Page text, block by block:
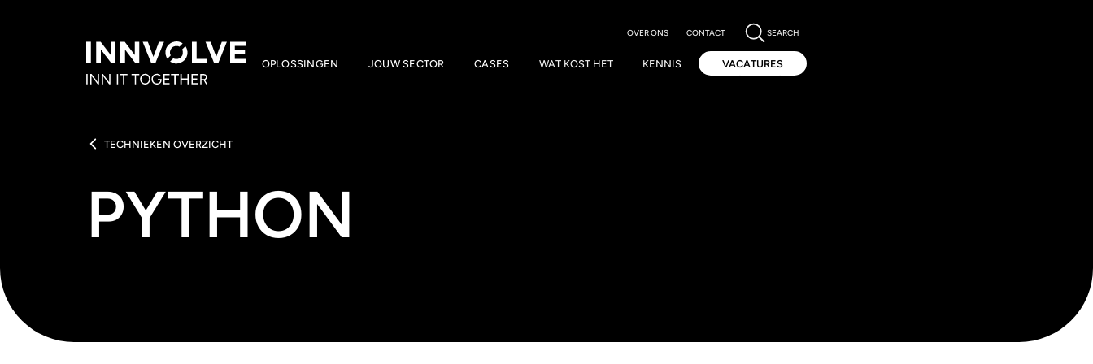
OVER ONS CONTACT SEARCH
OPLOSSINGEN JOUW SECTOR CASES WAT KOST HET KENNIS
VACATURES
VACATURES
TECHNIEKEN OVERZICHT
PYTHON